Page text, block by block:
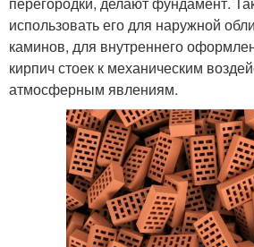
использовать его для наружной
каминов, для внутреннего
кирпич стоек к механическим
атмосферным явлениям.